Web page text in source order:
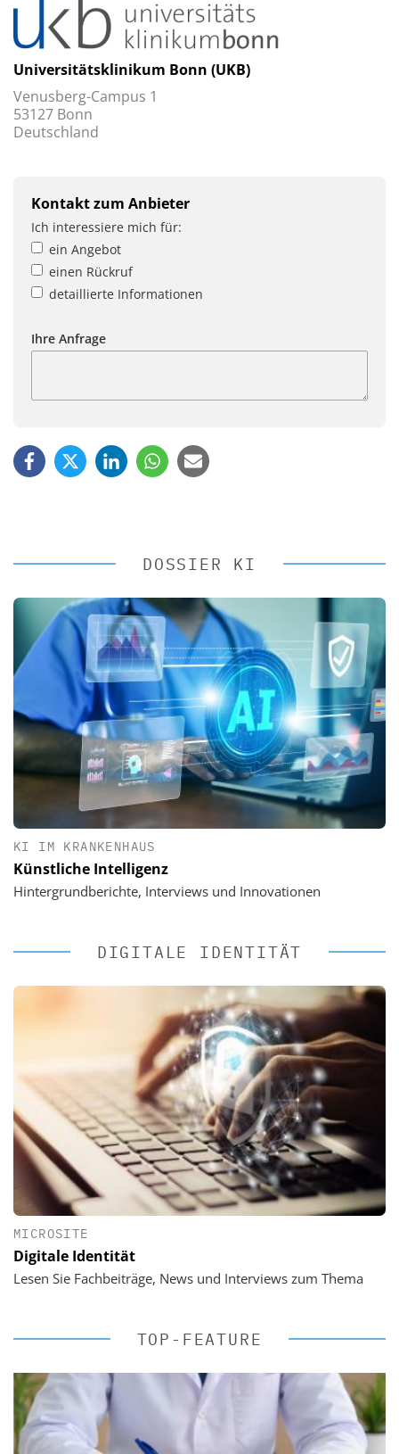
Universitätsklinikum Bonn (UKB)
Venusberg-Campus 1
53127 Bonn
Deutschland
Kontakt zum Anbieter
Ich interessiere mich für:
ein Angebot
einen Rückruf
detaillierte Informationen
Ihre Anfrage
DOSSIER KI
KI IM KRANKENHAUS
Künstliche Intelligenz
Hintergrundberichte, Interviews und Innovationen
DIGITALE IDENTITÄT
MICROSITE
Digitale Identität
Lesen Sie Fachbeiträge, News und Interviews zum Thema
TOP-FEATURE